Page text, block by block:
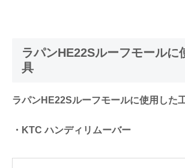
ラパンHE22Sルーフモールに
具
ラパンHE22Sルーフモールに使用した
・KTC ハンディリムーバー